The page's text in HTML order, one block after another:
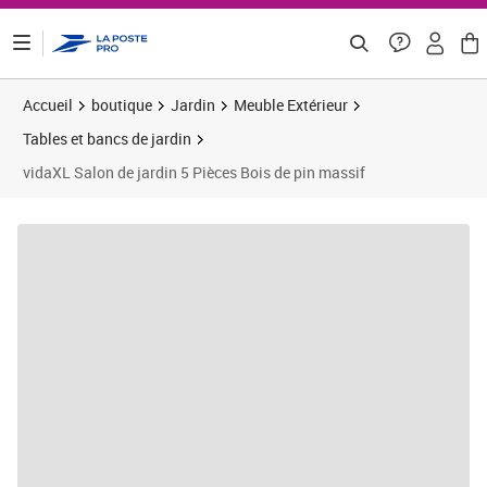
Accueil boutique Jardin
Meuble Extérieur
Tables et bancs de jardin
vidaXL Salon de jardin 5 Pièces Bois de pin massif